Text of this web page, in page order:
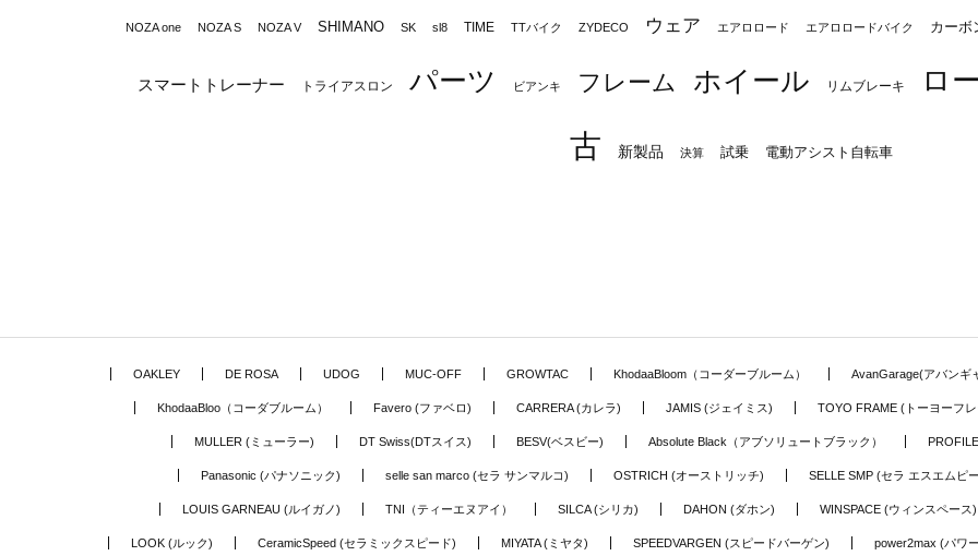
NOZA one NOZA S NOZA V SHIMANO SK sl8 TIME TTバイク ZYDECO ウェア エアロロード エアロロードバイク カーボ
スマートトレーナー トライアスロン パーツ ビアンキ フレーム ホイール リムブレーキ ロ
古 新製品 決算 試乗 電動アシスト自転車
OAKLEY DE ROSA UDOG MUC-OFF GROWTAC KhodaaBloom（コーダーブルーム） AvanGarage(アバンギ
KhodaaBloo（コーダブルーム） Favero (ファベロ) CARRERA (カレラ) JAMIS (ジェイミス) TOYO FRAME (トーヨーフ
MULLER (ミューラー) DT Swiss(DTスイス) BESV(ベスビー) Absolute Black（アブソリュートブラック）
Panasonic (パナソニック) selle san marco (セラ サンマルコ) OSTRICH (オーストリッチ) SELLE SMP (セラ エスエムピ
LOUIS GARNEAU (ルイガノ) TNI（ティーエヌアイ） SILCA (シリカ) DAHON (ダホン) WINSPACE (ウィンスペース)
LOOK (ルック) CeramicSpeed (セラミックスピード) MIYATA (ミヤタ) SPEEDVARGEN (スピードバーゲン) power2max (パワ